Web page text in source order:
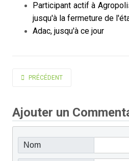
Participant actif à
jusqu'à la fermeture de
Adac, jusqu'à ce jour
ARTICLE PRÉCÉDENT : REBOUL JEAN-
PRÉCÉDENT
Ajouter un
Nom